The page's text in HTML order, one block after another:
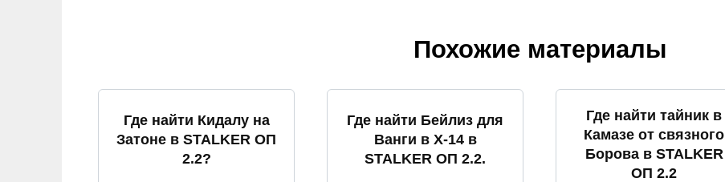
Похожие материалы
Где найти Кидалу на
Затоне в STALKER ОП
2.2?
Где найти Бейлиз для
Ванги в X-14 в
STALKER ОП 2.2.
Где найти тайник в
Камазе от связного
Борова в STALKER
ОП 2.2